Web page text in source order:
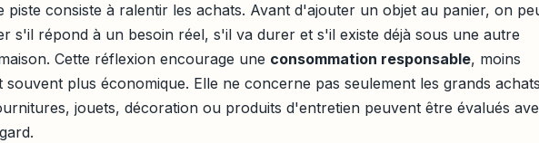
piste consiste à ralentir les achats. Avant d'ajouter un objet au panier, on
s'il répond à un besoin réel, s'il va durer et s'il existe déjà sous une autre
Cette réflexion encourage une consommation responsable, moins
souvent plus économique. Elle ne concerne pas seulement les grands
jouets, décoration ou produits d'entretien peuvent être évalués